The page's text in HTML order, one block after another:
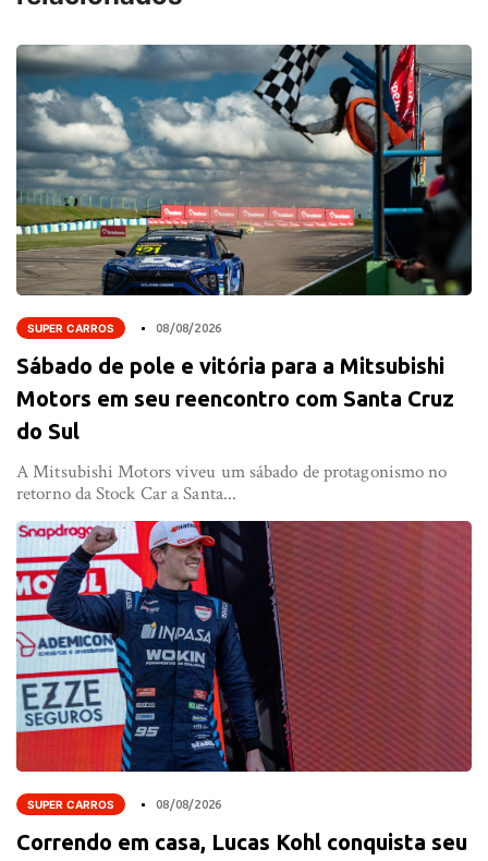
SUPER CARROS 08/08/2026
Sábado de pole e vitória para a Mitsubishi
Motors em seu reencontro com Santa Cruz
do Sul
A Mitsubishi Motors viveu um sábado de protagonismo no
retorno da Stock Car a Santa...
SUPER CARROS 08/08/2026
Correndo em casa, Lucas Kohl conquista seu